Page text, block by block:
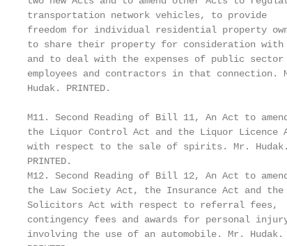
transportation network vehicles, to provide
freedom for individual residential property
to share their property for consideration
and to deal with the expenses of public
employees and contractors in that
Hudak. PRINTED.
M11. Second Reading of Bill 11, An Act to
the Liquor Control Act and the Liquor
with respect to the sale of spirits. Mr.
PRINTED.
M12. Second Reading of Bill 12, An Act to
the Law Society Act, the Insurance Act
Solicitors Act with respect to referral
contingency fees and awards for personal
involving the use of an automobile. Mr.